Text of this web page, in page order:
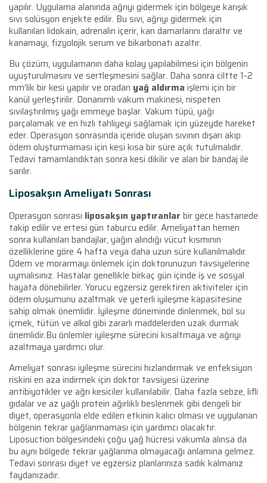
yapılır. Uygulama alanında ağrıyı gidermek için bölgeye karışık
sıvı solüsyon enjekte edilir. Bu sıvı, ağrıyı gidermek için
kullanılan lidokain, adrenalin içerir, kan damarlarını daraltır ve
kanamayı, fizyolojik serum ve bikarbonatı azaltır.
Bu çözüm, uygulamanın daha kolay yapılabilmesi için bölgenin
uyuşturulmasını ve sertleşmesini sağlar. Daha sonra ciltte 1-2
mm’lik bir kesi yapılır ve oradan yağ aldırma işlemi için bir
kanül yerleştirilir. Donanımlı vakum makinesi, nispeten
sıvılaştırılmış yağı emmeye başlar. Vakum tüpü, yağı
parçalamak ve en hızlı tahliyeyi sağlamak için yüzeyde hareket
eder. Operasyon sonrasında içeride oluşan sıvının dışarı akıp
ödem oluşturmaması için kesi kısa bir süre açık tutulmalıdır.
Tedavi tamamlandıktan sonra kesi dikilir ve alan bir bandaj ile
sarılır.
Liposakşın Ameliyatı Sonrası
Operasyon sonrası liposakşın yaptıranlar bir gece hastanede
takip edilir ve ertesi gün taburcu edilir. Ameliyattan hemen
sonra kullanılan bandajlar, yağın alındığı vücut kısmının
özelliklerine göre 4 hafta veya daha uzun süre kullanılmalıdır.
Ödem ve morarmayı önlemek için doktorunuzun tavsiyelerine
uymalısınız. Hastalar genellikle birkaç gün içinde iş ve sosyal
hayata dönebilirler. Yorucu egzersiz gerektiren aktiviteler için
ödem oluşumunu azaltmak ve yeterli iyileşme kapasitesine
sahip olmak önemlidir. İyileşme döneminde dinlenmek, bol su
içmek, tütün ve alkol gibi zararlı maddelerden uzak durmak
önemlidir.Bu önlemler iyileşme sürecini kısaltmaya ve ağrıyı
azaltmaya yardımcı olur.
Ameliyat sonrası iyileşme sürecini hızlandırmak ve enfeksiyon
riskini en aza indirmek için doktor tavsiyesi üzerine
antibiyotikler ve ağrı kesiciler kullanılabilir. Daha fazla sebze, lifli
gıdalar ve az yağlı protein ağırlıklı beslenmek gibi dengeli bir
diyet, operasyonla elde edilen etkinin kalıcı olması ve uygulanan
bölgenin tekrar yağlanmaması için yardımcı olacaktır.
Liposuction bölgesindeki çoğu yağ hücresi vakumla alınsa da
bu aynı bölgede tekrar yağlanma olmayacağı anlamına gelmez.
Tedavi sonrası diyet ve egzersiz planlarınıza sadık kalmanız
faydanızadır.